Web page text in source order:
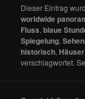
Dieser Eintrag
worldwide
Fluss,blaue
Spiegelung,
historisch, Häuser
verschlagwortet.